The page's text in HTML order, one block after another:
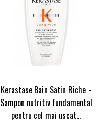
Kerastase Bain Satin Riche -
Sampon nutritiv fundamental
pentru cel mai uscat...